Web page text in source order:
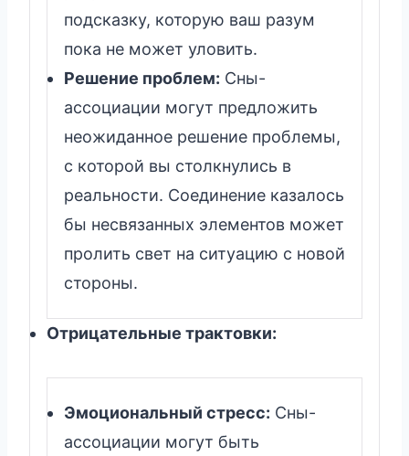
подсказку, которую ваш разум
пока не может уловить.
Решение проблем: Сны-
ассоциации могут предложить
неожиданное решение проблемы,
с которой вы столкнулись в
реальности. Соединение казалось
бы несвязанных элементов может
пролить свет на ситуацию с новой
стороны.
Отрицательные трактовки:
Эмоциональный стресс: Сны-
ассоциации могут быть